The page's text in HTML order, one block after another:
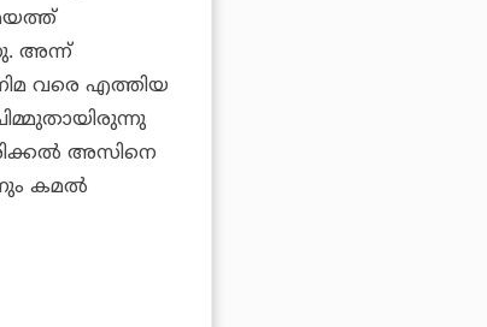
അന്ന്
വരെ എത്തിയ
അസിനെ
കമൽ